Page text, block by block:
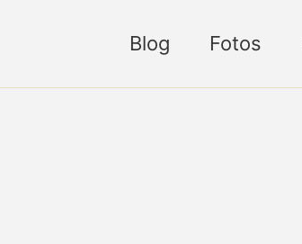
Blog Fotos